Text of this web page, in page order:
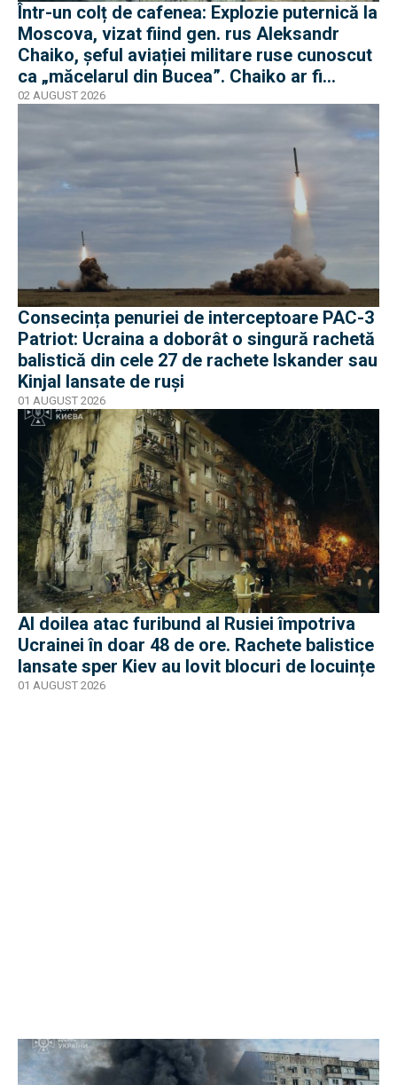
Într-un colț de cafenea: Explozie puternică la
Moscova, vizat fiind gen. rus Aleksandr
Chaiko, șeful aviației militare ruse cunoscut
ca „măcelarul din Bucea”. Chaiko ar fi
supraviețuit
02 AUGUST 2026
Consecința penuriei de interceptoare PAC-3
Patriot: Ucraina a doborât o singură rachetă
balistică din cele 27 de rachete Iskander sau
Kinjal lansate de ruși
01 AUGUST 2026
Al doilea atac furibund al Rusiei împotriva
Ucrainei în doar 48 de ore. Rachete balistice
lansate sper Kiev au lovit blocuri de locuințe
01 AUGUST 2026